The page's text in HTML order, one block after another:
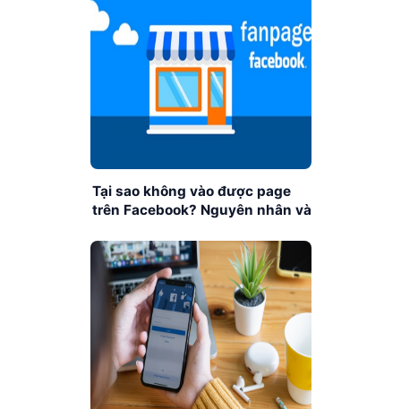
Tại sao không vào được page
trên Facebook? Nguyên nhân và